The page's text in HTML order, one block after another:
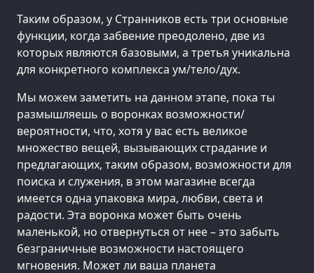
Таким образом, у Странников есть три основные
функции, когда забвение преодолено, две из
которых являются базовыми, а третья уникальна
для конкретного комплекса ум/тело/дух.
Мы можем заметить на данном этапе, пока ты
размышляешь о воронках возможности/
вероятности, что, хотя у вас есть великое
множество вещей, вызывающих страдание и
предлагающих, таким образом, возможности для
поиска и служения, в этом магазине всегда
имеется одна упаковка мира, любви, света и
радости. Эта воронка может быть очень
маленькой, но отвернуться от нее – это забыть
безграничные возможности настоящего
мгновения. Может ли ваша планета